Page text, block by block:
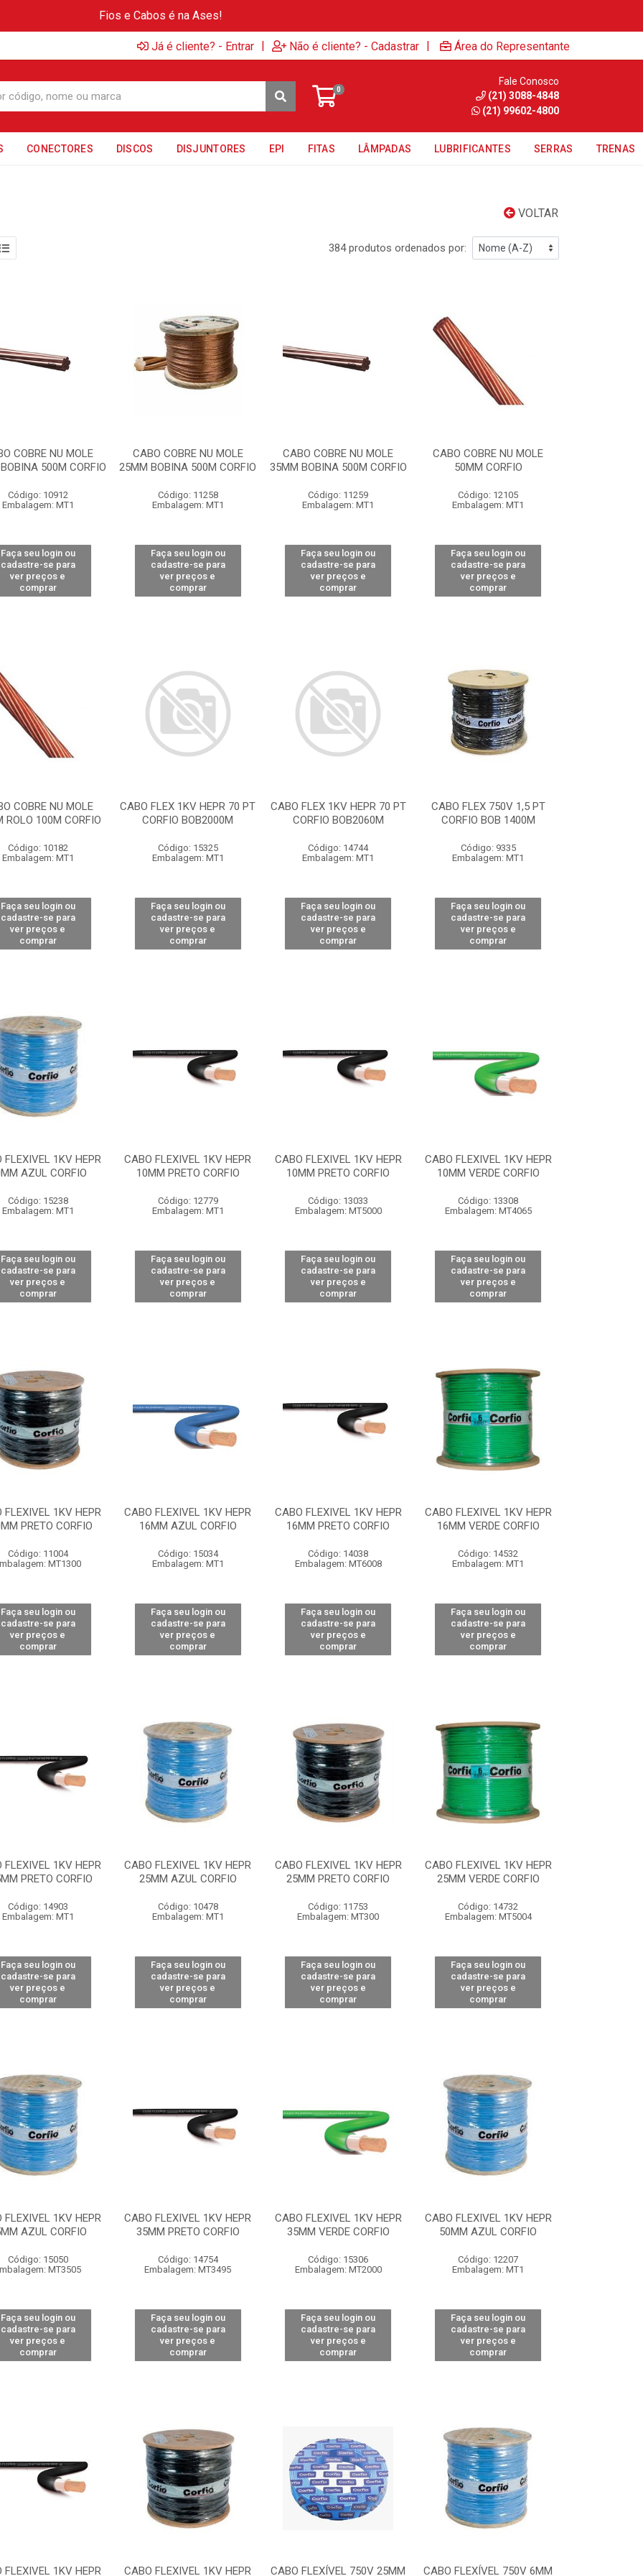
Fios e Cabos é na Ases!
Já é cliente? - Entrar | Não é cliente? - Cadastrar | Área do Representante
0
Fale Conosco
(21) 3088-4848
(21) 99602-4800
CONECTORES DISCOS DISJUNTORES EPI FITAS LÂMPADAS LUBRIFICANTES SERRAS TRENAS
VOLTAR
384 produtos ordenados por:
COBRE NU MOLE
500M CORFIO
Código: 10912
Embalagem: MT1
Faça seu login ou
cadastre-se para
ver preços e
comprar
CABO COBRE NU MOLE
25MM BOBINA 500M CORFIO
Código: 11258
Embalagem: MT1
Faça seu login ou
cadastre-se para
ver preços e
comprar
CABO COBRE NU MOLE
35MM BOBINA 500M CORFIO
Código: 11259
Embalagem: MT1
Faça seu login ou
cadastre-se para
ver preços e
comprar
CABO COBRE NU MOLE
50MM CORFIO
Código: 12105
Embalagem: MT1
Faça seu login ou
cadastre-se para
ver preços e
comprar
COBRE NU MOLE
ROLO 100M CORFIO
Código: 10182
Embalagem: MT1
Faça seu login ou
cadastre-se para
ver preços e
comprar
CABO FLEX 1KV HEPR 70 PT
CORFIO BOB2000M
Código: 15325
Embalagem: MT1
Faça seu login ou
cadastre-se para
ver preços e
comprar
CABO FLEX 1KV HEPR 70 PT
CORFIO BOB2060M
Código: 14744
Embalagem: MT1
Faça seu login ou
cadastre-se para
ver preços e
comprar
CABO FLEX 750V 1,5 PT
CORFIO BOB 1400M
Código: 9335
Embalagem: MT1
Faça seu login ou
cadastre-se para
ver preços e
comprar
FLEXIVEL 1KV HEPR
AZUL CORFIO
Código: 15238
Embalagem: MT1
Faça seu login ou
cadastre-se para
ver preços e
comprar
CABO FLEXIVEL 1KV HEPR
10MM PRETO CORFIO
Código: 12779
Embalagem: MT1
Faça seu login ou
cadastre-se para
ver preços e
comprar
CABO FLEXIVEL 1KV HEPR
10MM PRETO CORFIO
Código: 13033
Embalagem: MT5000
Faça seu login ou
cadastre-se para
ver preços e
comprar
CABO FLEXIVEL 1KV HEPR
10MM VERDE CORFIO
Código: 13308
Embalagem: MT4065
Faça seu login ou
cadastre-se para
ver preços e
comprar
FLEXIVEL 1KV HEPR
PRETO CORFIO
Código: 11004
MT1300
Faça seu login ou
cadastre-se para
ver preços e
comprar
CABO FLEXIVEL 1KV HEPR
16MM AZUL CORFIO
Código: 15034
Embalagem: MT1
Faça seu login ou
cadastre-se para
ver preços e
comprar
CABO FLEXIVEL 1KV HEPR
16MM PRETO CORFIO
Código: 14038
Embalagem: MT6008
Faça seu login ou
cadastre-se para
ver preços e
comprar
CABO FLEXIVEL 1KV HEPR
16MM VERDE CORFIO
Código: 14532
Embalagem: MT1
Faça seu login ou
cadastre-se para
ver preços e
comprar
FLEXIVEL 1KV HEPR
PRETO CORFIO
Código: 14903
Embalagem: MT1
Faça seu login ou
cadastre-se para
ver preços e
comprar
CABO FLEXIVEL 1KV HEPR
25MM AZUL CORFIO
Código: 10478
Embalagem: MT1
Faça seu login ou
cadastre-se para
ver preços e
comprar
CABO FLEXIVEL 1KV HEPR
25MM PRETO CORFIO
Código: 11753
Embalagem: MT300
Faça seu login ou
cadastre-se para
ver preços e
comprar
CABO FLEXIVEL 1KV HEPR
25MM VERDE CORFIO
Código: 14732
Embalagem: MT5004
Faça seu login ou
cadastre-se para
ver preços e
comprar
FLEXIVEL 1KV HEPR
AZUL CORFIO
Código: 15050
MT3505
Faça seu login ou
cadastre-se para
ver preços e
comprar
CABO FLEXIVEL 1KV HEPR
35MM PRETO CORFIO
Código: 14754
Embalagem: MT3495
Faça seu login ou
cadastre-se para
ver preços e
comprar
CABO FLEXIVEL 1KV HEPR
35MM VERDE CORFIO
Código: 15306
Embalagem: MT2000
Faça seu login ou
cadastre-se para
ver preços e
comprar
CABO FLEXIVEL 1KV HEPR
50MM AZUL CORFIO
Código: 12207
Embalagem: MT1
Faça seu login ou
cadastre-se para
ver preços e
comprar
FLEXIVEL 1KV HEPR CABO FLEXIVEL 1KV HEPR CABO FLEXÍVEL 750V 25MM CABO FLEXÍVEL 750V 6MM